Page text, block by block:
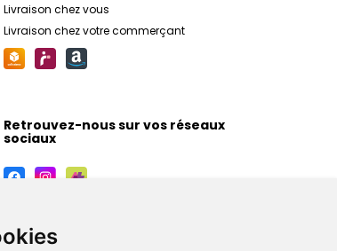
Livraison chez vous
Livraison chez votre commerçant
Retrouvez-nous sur vos réseaux
sociaux